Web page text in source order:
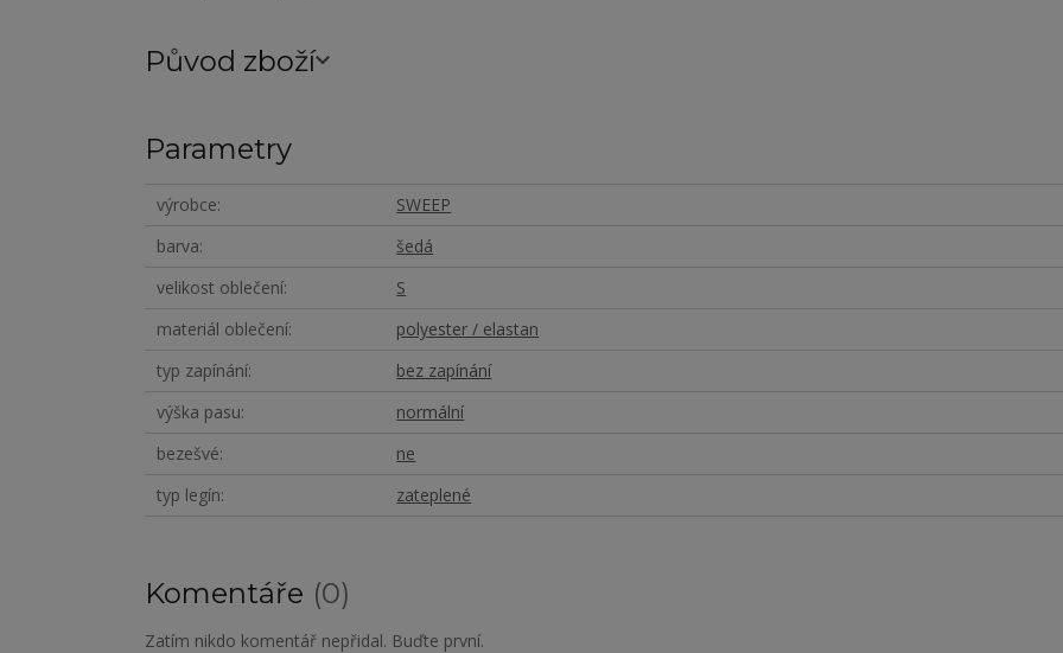
Původ zboží
Parametry
výrobce
SWEEP
barva
šedá
velikost oblečení
S
materiál oblečení
polyester / elastan
typ zapínání
bez zapínání
výška pasu
normální
bezešvé
ne
typ legín
zateplené
Komentáře 0
Zatím nikdo komentář nepřidal. Buďte první.